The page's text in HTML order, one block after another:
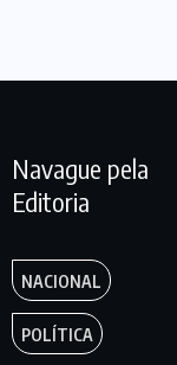
Navague pela
Editoria
NACIONAL
POLÍTICA